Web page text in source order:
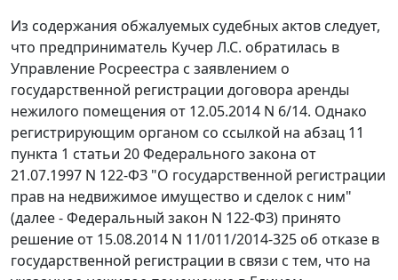
Из содержания обжалуемых судебных актов следует,
что предприниматель Кучер Л.С. обратилась в
Управление Росреестра с заявлением о
государственной регистрации договора аренды
нежилого помещения от 12.05.2014 N 6/14. Однако
регистрирующим органом со ссылкой на абзац 11
пункта 1 статьи 20Федерального закона от
21.07.1997 N 122-ФЗ "О государственной регистрации
прав на недвижимое имущество и сделок с ним"
(далее - Федеральный закон N 122-ФЗ) принято
решение от 15.08.2014 N 11/011/2014-325 об отказе в
государственной регистрации в связи с тем, что на